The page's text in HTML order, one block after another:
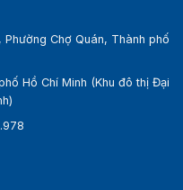
Chợ Quán, Thành phố
Hồ Chí Minh (Khu đô thị Đại